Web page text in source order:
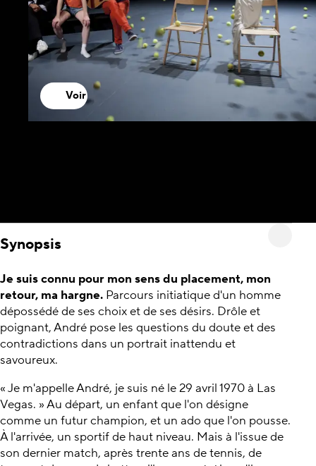
Voir
Synopsis
Je suis connu pour mon sens du placement, mon
retour, ma hargne. Parcours initiatique d'un homme
dépossédé de ses choix et de ses désirs. Drôle et
poignant, André pose les questions du doute et des
contradictions dans un portrait inattendu et
savoureux.
« Je m'appelle André, je suis né le 29 avril 1970 à Las
Vegas. » Au départ, un enfant que l'on désigne
comme un futur champion, et un ado que l'on pousse.
À l'arrivée, un sportif de haut niveau. Mais à l'issue de
son dernier match, après trente ans de tennis, de